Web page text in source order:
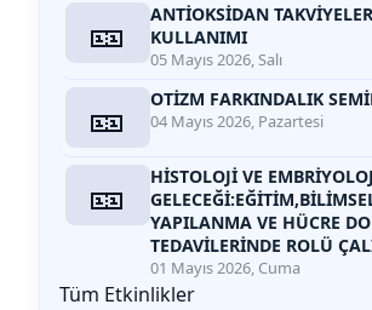
🎫
ANTİOKSİDAN
KULLANIMI
05 Mayıs 2026, Salı
🎫 OTİZM FARKINDALIK
04 Mayıs 2026, Pazartesi
🎫
HİSTOLOJİ VE
YAPILANMA VE HÜCRE
TEDAVİLERİNDE ROLÜ
01 Mayıs 2026, Cuma
Tüm Etkinlikler